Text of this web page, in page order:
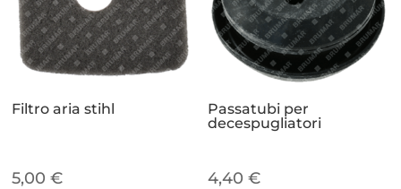
Filtro aria stihl
5,00€
Passatubi per
decespugliatori
4,40€